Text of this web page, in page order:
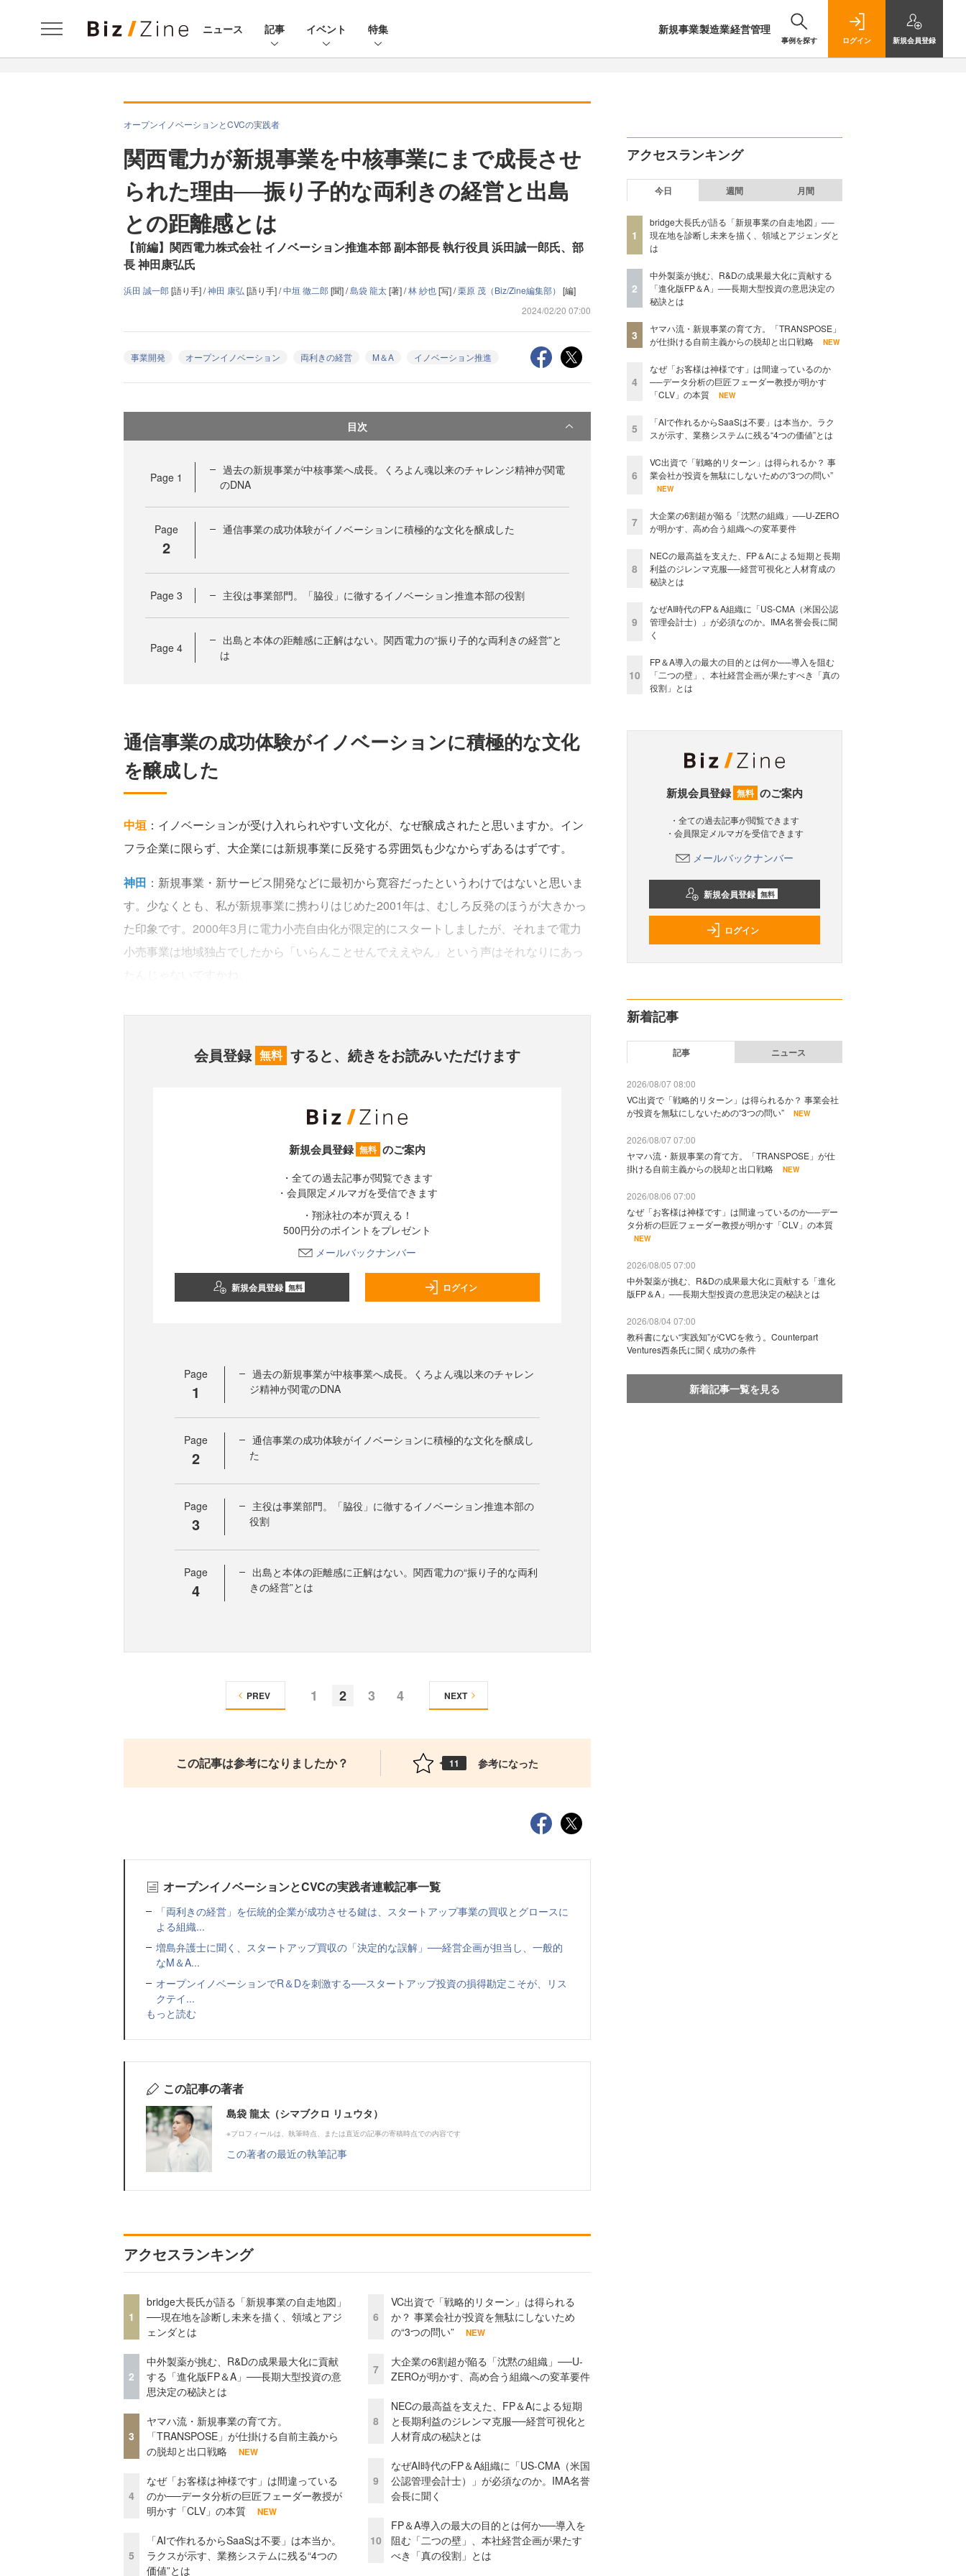
ニュース 記事 イベント 特集 新規事業製造業経営管理
事例を探す ログイン 新規会員登録
オープンイノベーションとCVCの実践者
関西電力が新規事業を中核事業にまで成長させ
られた理由──振り子的な両利きの経営と出島
との距離感とは
【前編】関西電力株式会社 イノベーション推進本部 副本部長 執行役員 浜田誠一郎氏、部
長 神田康弘氏
浜田 誠一郎[語り手] /神田 康弘 [語り手] /中垣 徹二郎[聞] /島袋 龍太[著] /林 紗也[写] /栗原 茂（Biz/Zine編集部） [編]
2024/02/20 07:00
事業開発 オープンイノベーション 両利きの経営 M＆A イノベーション推進
目次
Page 1
過去の新規事業が中核事業へ成長。くろよん魂以来のチャレンジ精神が関電
のDNA
Page
2
通信事業の成功体験がイノベーションに積極的な文化を醸成した
Page 3 主役は事業部門。「脇役」に徹するイノベーション推進本部の役割
Page 4
出島と本体の距離感に正解はない。関西電力の“振り子的な両利きの経営”と
は
通信事業の成功体験がイノベーションに積極的な文化
を醸成した
中垣 ：イノベーションが受け入れられやすい文化が、なぜ醸成されたと思いますか。イン
フラ企業に限らず、大企業には新規事業に反発する雰囲気も少なからずあるはずです。
神田 ：新規事業・新サービス開発などに最初から寛容だったというわけではないと思いま
す。少なくとも、私が新規事業に携わりはじめた2001年は、むしろ反発のほうが大きかっ
た印象です。2000年3月に電力小売自由化が限定的にスタートしましたが、それまで電力
小売事業は地域独占でしたから「いらんことせんでええやん」という声はそれなりにあっ
会員登録 無料 すると、続きをお読みいただけます
新規会員登録 無料 のご案内
・全ての過去記事が閲覧できます
・会員限定メルマガを受信できます
・翔泳社の本が買える！
500円分のポイントをプレゼント
メールバックナンバー
新規会員登録 無料 ログイン
Page
1
過去の新規事業が中核事業へ成長。くろよん魂以来のチャレン
ジ精神が関電のDNA
Page
2
通信事業の成功体験がイノベーションに積極的な文化を醸成し
た
Page
3
主役は事業部門。「脇役」に徹するイノベーション推進本部の
役割
Page
4
出島と本体の距離感に正解はない。関西電力の“振り子的な両利
きの経営”とは
1 2 3 4
PREV NEXT
この記事は参考になりましたか？ 11 参考になった
オープンイノベーションとCVCの実践者連載記事一覧
「両利きの経営」を伝統的企業が成功させる鍵は、スタートアップ事業の買収とグロースに
よる組織...
増島弁護士に聞く、スタートアップ買収の「決定的な誤解」──経営企画が担当し、一般的
なM＆A...
オープンイノベーションでR＆Dを刺激する──スタートアップ投資の損得勘定こそが、リス
クテイ...
もっと読む
この記事の著者
島袋 龍太（シマブクロ リュウタ）
※プロフィールは、執筆時点、または直近の記事の寄稿時点での内容です
この著者の最近の執筆記事
アクセスランキング
1
bridge大長氏が語る「新規事業の自走地図」
──現在地を診断し未来を描く、領域とアジ
ェンダとは
2
中外製薬が挑む、R&Dの成果最大化に貢献
する「進化版FP＆A」──長期大型投資の意
思決定の秘訣とは
3
ヤマハ流・新規事業の育て方。
「TRANSPOSE」が仕掛ける自前主義から
の脱却と出口戦略
NEW
4
なぜ「お客様は神様です」は間違っている
のか──データ分析の巨匠フェーダー教授が
明かす「CLV」の本質
NEW
5
「AIで作れるからSaaSは不要」は本当か。
ラクスが示す、業務システムに残る“4つの
価値”とは
6
VC出資で「戦略的リターン」は得られる
か？ 事業会社が投資を無駄にしないため
の“3つの問い”
NEW
7
大企業の6割超が陥る「沈黙の組織」──U-
ZEROが明かす、高め合う組織への変革要件
8
NECの最高益を支えた、FP＆Aによる短期
と長期利益のジレンマ克服──経営可視化と
人材育成の秘訣とは
9
なぜAI時代のFP＆A組織に「US-CMA（米国
公認管理会計士）」が必須なのか。IMA名誉
会長に聞く
10
FP＆A導入の最大の目的とは何か──導入を
阻む「二つの壁」、本社経営企画が果たす
べき「真の役割」とは
アクセスランキング
今日 週間 月間
1
bridge大長氏が語る「新規事業の自走地図」──
現在地を診断し未来を描く、領域とアジェンダと
は
2
中外製薬が挑む、R&Dの成果最大化に貢献する
「進化版FP＆A」──長期大型投資の意思決定の
秘訣とは
3
ヤマハ流・新規事業の育て方。「TRANSPOSE」
が仕掛ける自前主義からの脱却と出口戦略
NEW
4
なぜ「お客様は神様です」は間違っているのか
──データ分析の巨匠フェーダー教授が明かす
「CLV」の本質
NEW
5
「AIで作れるからSaaSは不要」は本当か。ラク
スが示す、業務システムに残る“4つの価値”とは
6
VC出資で「戦略的リターン」は得られるか？ 事
業会社が投資を無駄にしないための“3つの問い”
NEW
7
大企業の6割超が陥る「沈黙の組織」──U-ZERO
が明かす、高め合う組織への変革要件
8
NECの最高益を支えた、FP＆Aによる短期と長期
利益のジレンマ克服──経営可視化と人材育成の
秘訣とは
9
なぜAI時代のFP＆A組織に「US-CMA（米国公認
管理会計士）」が必須なのか。IMA名誉会長に聞
く
10
FP＆A導入の最大の目的とは何か──導入を阻む
「二つの壁」、本社経営企画が果たすべき「真の
役割」とは
新規会員登録 無料 のご案内
・全ての過去記事が閲覧できます
・会員限定メルマガを受信できます
メールバックナンバー
新規会員登録 無料
ログイン
新着記事
記事 ニュース
2026/08/07 08:00
VC出資で「戦略的リターン」は得られるか？ 事業会社
が投資を無駄にしないための“3つの問い”
NEW
2026/08/07 07:00
ヤマハ流・新規事業の育て方。「TRANSPOSE」が仕
掛ける自前主義からの脱却と出口戦略
NEW
2026/08/06 07:00
なぜ「お客様は神様です」は間違っているのか──デー
タ分析の巨匠フェーダー教授が明かす「CLV」の本質
NEW
2026/08/05 07:00
中外製薬が挑む、R&Dの成果最大化に貢献する「進化
版FP＆A」──長期大型投資の意思決定の秘訣とは
2026/08/04 07:00
教科書にない“実践知”がCVCを救う。Counterpart
Ventures西条氏に聞く成功の条件
新着記事一覧を見る